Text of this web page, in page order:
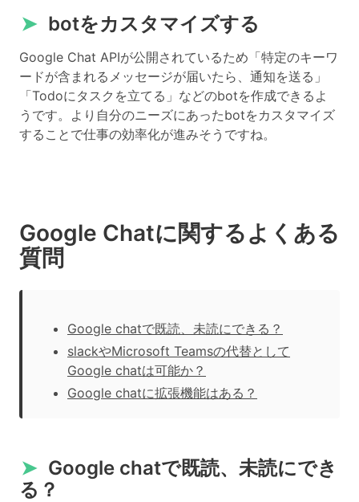
➤ botをカスタマイズする
Google Chat APIが公開されているため「特定のキーワ
ードが含まれるメッセージが届いたら、通知を送る」
「Todoにタスクを立てる」などのbotを作成できるよ
うです。より自分のニーズにあったbotをカスタマイズ
することで仕事の効率化が進みそうですね。
Google Chatに関するよくある
質問
Google chatで既読、未読にできる？
slackやMicrosoft Teamsの代替として
Google chatは可能か？
Google chatに拡張機能はある？
➤ Google chatで既読、未読にでき
る？